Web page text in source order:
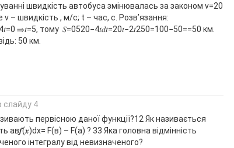
швидкість автобуса змінювалась за законом v=20
v – швидкість , м/с; t – час, с. Розв’язання:
⇒𝑡=5, тому 𝑆=0520−4𝑡𝑑𝑡=20𝑡−2𝑡250=100−50==50 км.
50 км.
слайду 4
первісною даної функції?12 Як називається
ав𝒇(𝒙)dx= F(в) – F(а) ? 33 Яка головна відмінність
інтегралу від невизначеного?